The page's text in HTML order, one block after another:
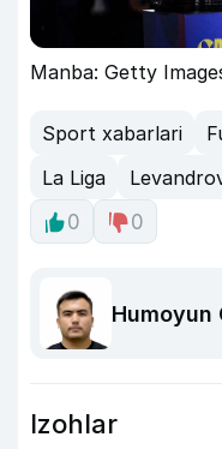
Manba: Getty
Sport xabarlari
La Liga
0
0
Humoyun
Izohlar